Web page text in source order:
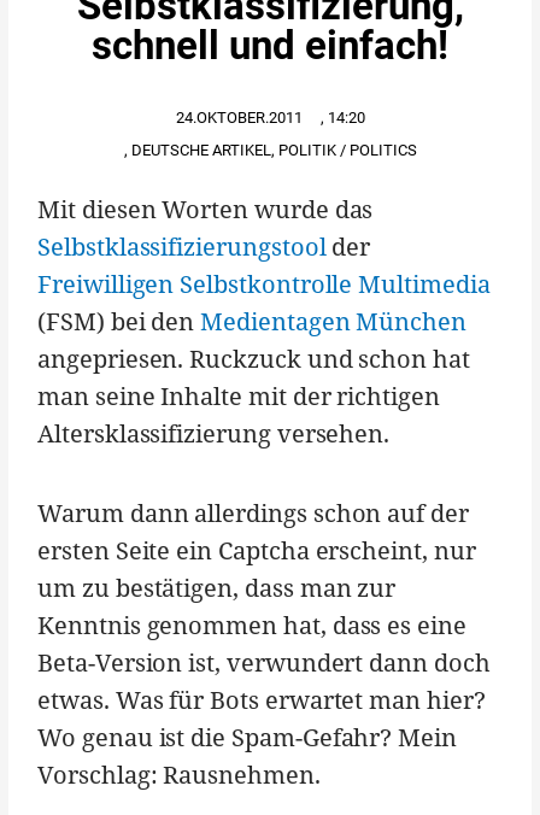
schnell und einfach!
24.OKTOBER.2011 , 14:20
, DEUTSCHE ARTIKEL, POLITIK / POLITICS
Mit diesen Worten wurde das
Selbstklassifizierungstoolder
Freiwilligen Selbstkontrolle Multimedia
(FSM) bei denMedientagen München
angepriesen. Ruckzuck und schon hat
man seine Inhalte mit der richtigen
Altersklassifizierung versehen.
Warum dann allerdings schon auf der
ersten Seite ein Captcha erscheint, nur
um zu bestätigen, dass man zur
Kenntnis genommen hat, dass es eine
Beta-Version ist, verwundert dann doch
etwas. Was für Bots erwartet man hier?
Wo genau ist die Spam-Gefahr? Mein
Vorschlag: Rausnehmen.